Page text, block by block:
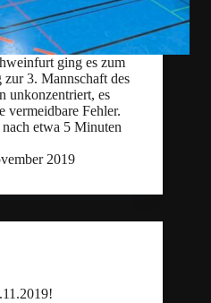
ging es zum
3. Mannschaft des
unkonzentriert, es
vermeidbare Fehler.
etwa 5 Minuten
2019